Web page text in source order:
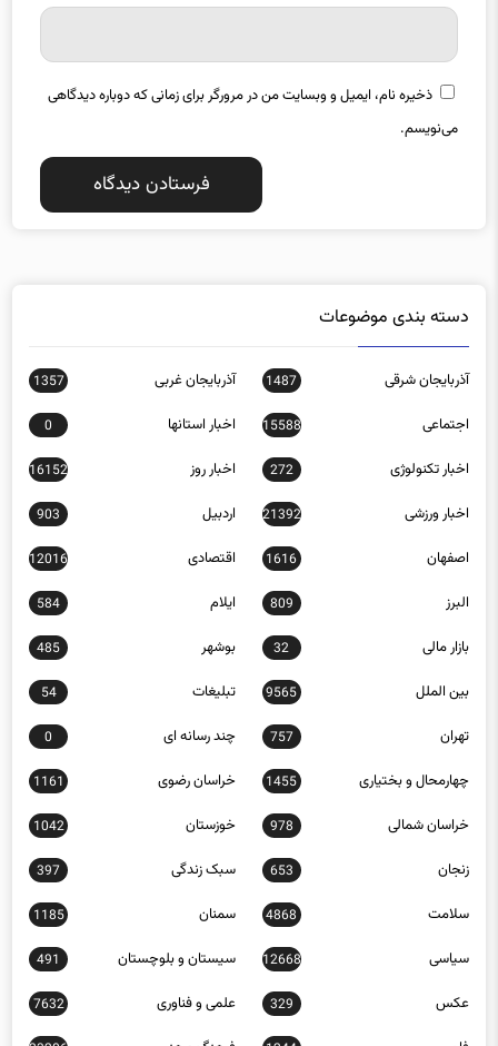
ذخیره نام، ایمیل و وبسایت من در مرورگر برای زمانی که دوباره دیدگاهی
می‌نویسم.
آذربایجان شرقی
اجتماعی 15588 اخبار استانها 0
اخبار تکنولوژی 272 اخبار روز 16152
اخبار ورزشی 21392 اردبیل 903
اصفهان 1616 اقتصادی 12016
البرز 809 ایلام 584
بازار مالی 32 بوشهر 485
بین الملل 9565 تبلیغات 54
تهران 757 چند رسانه ای 0
چهارمحال و بختیاری 1455 خراسان رضوی 1161
خراسان شمالی 978 خوزستان 1042
زنجان 653 سبک زندگی 397
سلامت 4868 سمنان 1185
سیاسی 12668 سیستان و بلوچستان 491
عکس 329 علمی و فناوری 7632
فارس 1244 فرهنگ و هنر 23206